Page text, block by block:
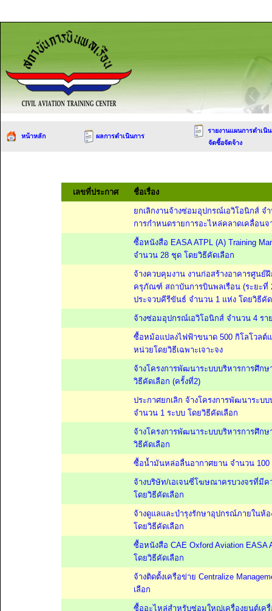
หน้าหลัก ผลการดำเนินการ
รายงานแผนการดำเนิ
จัดซื้อจัดจ้าง
เลขที่ประกาศ ชื่อเรื่อง
ยกเลิกงานจ้างซ่อมอุปกรณ์เอวิโอนิกส์ จ
การกำหนดรายการอะไหล่คลาดเคลื่อน
ซื้อหนังสือ EASA ATPL (A) Training
จำนวน 28 ชุด โดยวิธีคัดเลือก
จ้างควบคุมงาน งานก่อสร้างอาคารศูนย์
ครุภัณฑ์ สถาบันการบินพลเรือน (ระยะที่
ประจวบคีรีขันธ์ จำนวน 1 แห่ง โดยวิธีคัด
จ้างซ่อมอุปกรณ์เอวิโอนิกส์ จำนวน 4 รา
ซื้อหม้อแปลงไฟฟ้าขนาด 500 กิโลโวล
หน่วยโดยวิธีเฉพาะเจาะจง
จ้างโครงการพัฒนาระบบบริหารการศึก
วิธีคัดเลือก (ครั้งที่2)
ประกาศยกเลิก จ้างโครงการพัฒนาระบ
จำนวน 1 ระบบ โดยวิธีคัดเลือก
จ้างโครงการพัฒนาระบบบริหารการศึก
วิธีคัดเลือก
ซื้อน้ำมันหล่อลื่นอากาศยาน จำนวน 100
จ้างบริษัท/เอเจนซี่โฆษณาครบวงจรที่มี
โดยวิธีคัดเลือก
จ้างดูแลและบำรุงรักษาอุปกรณ์ภายในห้
โดยวิธีคัดเลือก
ซื้อหนังสือ CAE Oxford Aviation EASA
โดยวิธีคัดเลือก
จ้างติดตั้งเครือข่าย Centralize
เลือก
ซื้ออะไหล่สำหรับซ่อมใหญ่เครื่องยนต์เค